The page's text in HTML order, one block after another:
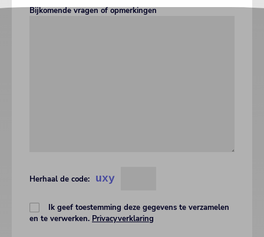
Bijkomende vragen of opmerkingen
Herhaal de code: uxy
Ik geef toestemming deze gegevens te verzamelen
en te verwerken. Privacyverklaring